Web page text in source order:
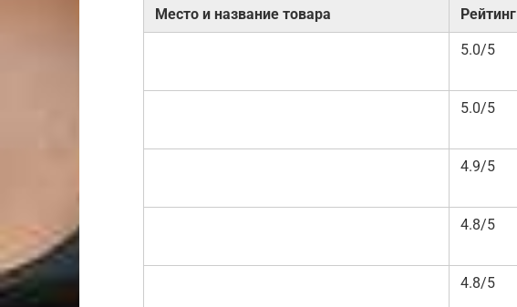
Место и название товара Рейтинг
5.0/5
5.0/5
4.9/5
4.8/5
4.8/5